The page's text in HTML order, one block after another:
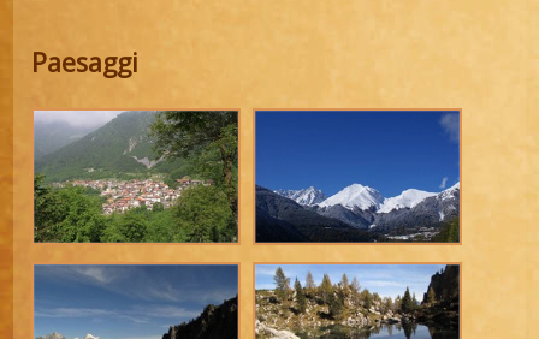
Paesaggi